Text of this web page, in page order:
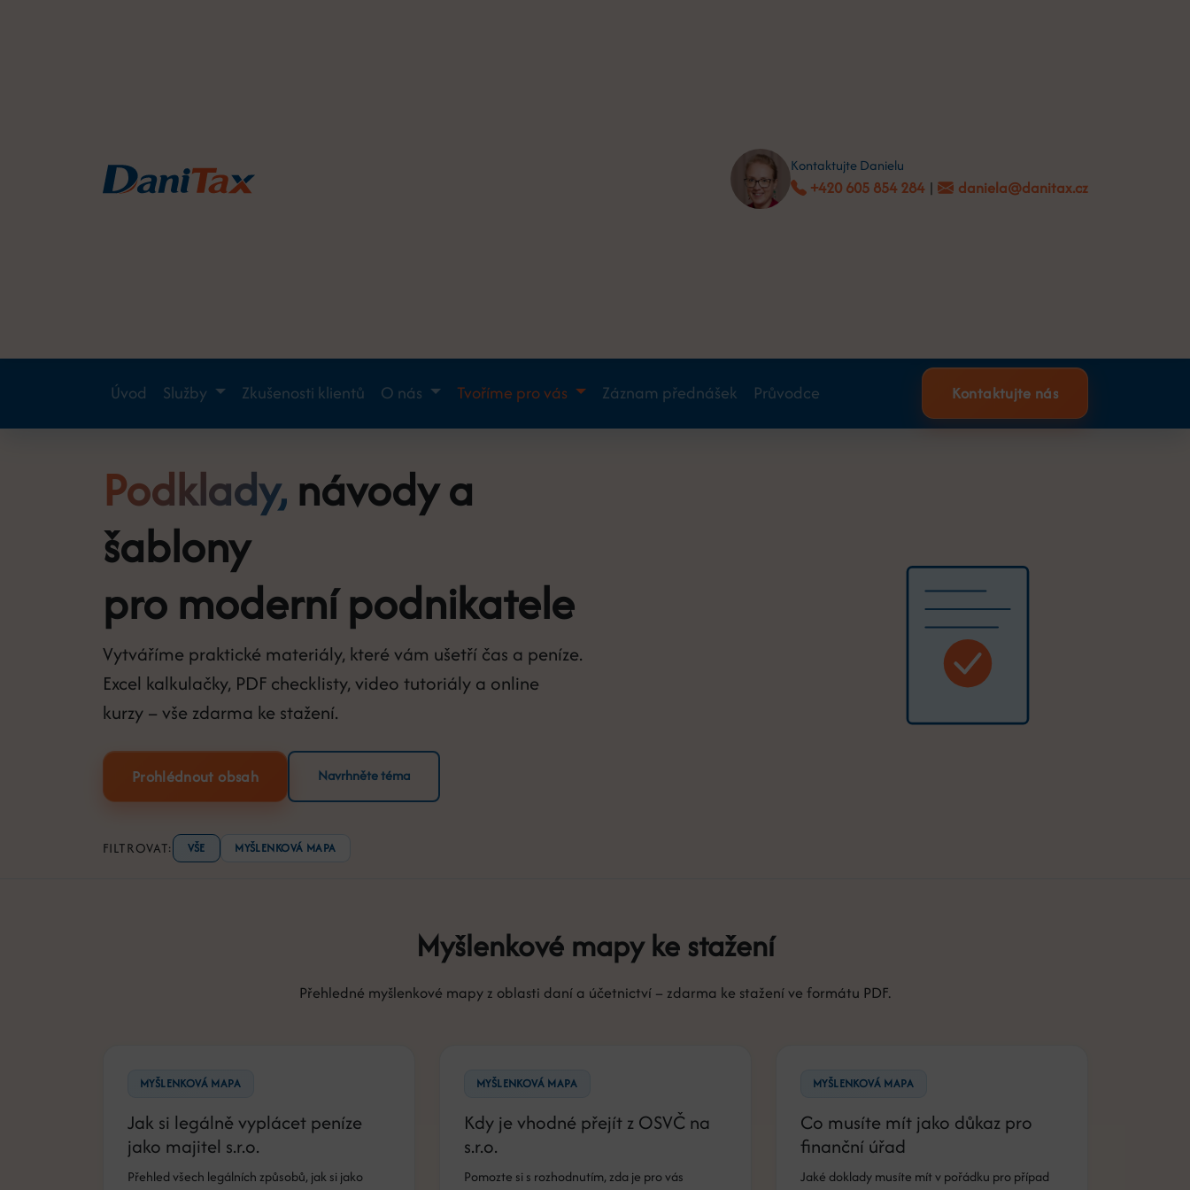
Kontaktujte Danielu
+420 605 854 284 | daniela@danitax.cz
Úvod Služby Zkušenosti klientů O nás Tvoříme pro vás Záznam přednášek Průvodce Kontaktujte nás
Podklady,návody a
šablony
pro moderní podnikatele
Vytváříme praktické materiály, které vám ušetří čas a peníze.
Excel kalkulačky, PDF checklisty, video tutoriály a online
kurzy – vše zdarma ke stažení.
Prohlédnout obsah Navrhněte téma
FILTROVAT: VŠE MYŠLENKOVÁ MAPA
Myšlenkové mapy ke stažení
Přehledné myšlenkové mapy z oblasti daní a účetnictví – zdarma ke stažení ve formátu PDF.
MYŠLENKOVÁ MAPA
Jak si legálně vyplácet peníze
jako majitel s.r.o.
Přehled všech legálních způsobů, jak si jako
MYŠLENKOVÁ MAPA
Kdy je vhodné přejít z OSVČ na
s.r.o.
Pomozte si s rozhodnutím, zda je pro vás
MYŠLENKOVÁ MAPA
Co musíte mít jako důkaz pro
finanční úřad
Jaké doklady musíte mít v pořádku pro případ